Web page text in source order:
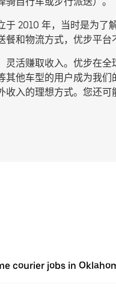
2010 年，当时是为
和物流方式，优步平台
活赚取收入。优步在
他车型的用户成为我
入的理想方式。您还
courier jobs in